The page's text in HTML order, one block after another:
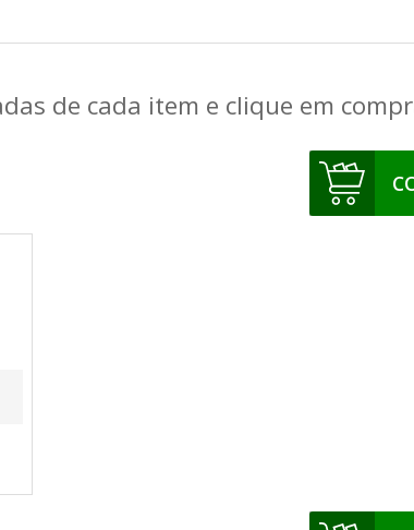
de cada item e clique em